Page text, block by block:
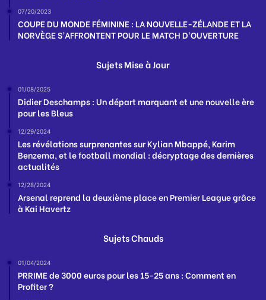
07/20/2023
COUPE DU MONDE FÉMININE : LA NOUVELLE-ZÉLANDE ET LA
NORVÈGE S’AFFRONTENT POUR LE MATCH D’OUVERTURE
Sujets Mise à Jour
01/08/2025
Didier Deschamps : Un départ marquant et une nouvelle ère
pour les Bleus
12/29/2024
Les révélations surprenantes sur Kylian Mbappé, Karim
Benzema, et le football mondial : décryptage des dernières
actualités
12/28/2024
Arsenal reprend la deuxième place en Premier League grâce
à Kai Havertz
Sujets Chauds
01/04/2024
PRRIME de 3000 euros pour les 15-25 ans : Comment en
Profiter ?